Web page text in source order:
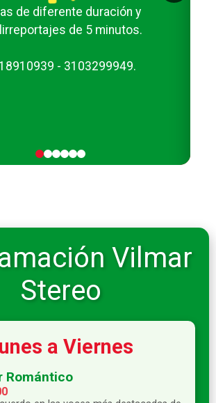
de diferente duración y
de 5 minutos.
- 3103299949.
Vilmar
Stereo
a Viernes
Romántico